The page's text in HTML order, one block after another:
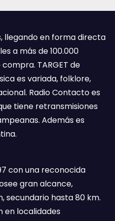
llegando en forma directa
a más de 100.000
TARGET de
es variada, folklore,
Radio Contacto es
tiene retransmisiones
Además es
con una reconocida
gran alcance,
secundario hasta 80 km.
en localidades